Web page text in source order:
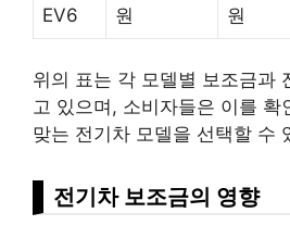
EV6
원
원
위의 표는 각 모델별 보조금과
고 있으며, 소비자들은 이를 확
맞는 전기차 모델을 선택할 수
전기차 보조금의 영향